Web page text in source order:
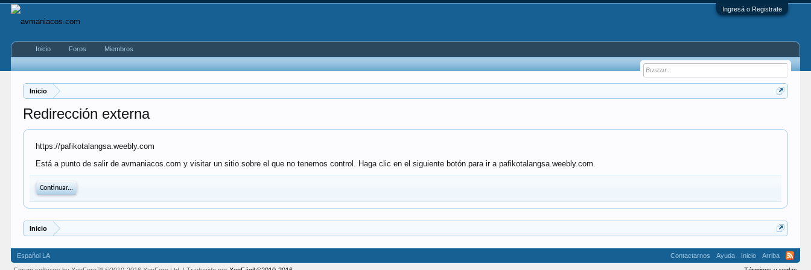
Ingresá o Registrate
Inicio
Redirección externa
https://pafikotalangsa.weebly.com
Está a punto de salir de avmaniacos.com y visitar un sitio sobre el que no tenemos control. Haga clic en el siguiente botón para ir a pafikotalangsa.weebly.com.
Continuar...
Inicio
Inicio Foros Miembros
Español LA Contactarnos Ayuda Inicio
Arriba